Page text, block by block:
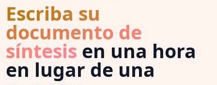
Escriba su
documento de
síntesis en una hora
en lugar de una